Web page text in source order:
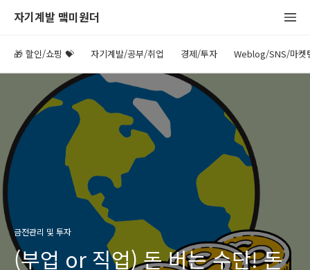
자기계발 맼미원더
🎁 할인/쇼핑 💝 자기계발/공부/취업 경제/투자 Weblog/SNS/마켓
금전관리 및 투자
(부업 or 직업) 돈 버는 수단! 돈